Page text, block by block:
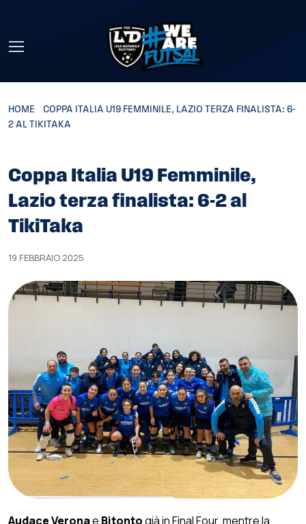
HOME
COPPA ITALIA U19 FEMMINILE, LAZIO TERZA FINALISTA: 6-
2 AL TIKITAKA
Coppa Italia U19 Femminile,
Lazio terza finalista: 6-2 al
TikiTaka
19 FEBBRAIO 2025
Audace Veronae Bitontogià in Final Four, mentre la